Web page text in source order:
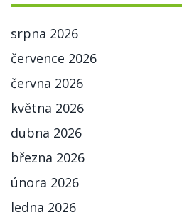
srpna 2026
července 2026
června 2026
května 2026
dubna 2026
března 2026
února 2026
ledna 2026